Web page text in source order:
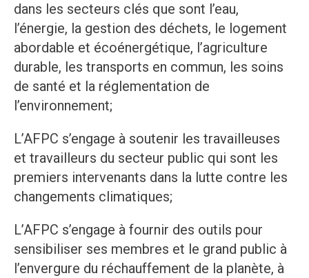
dans les secteurs clés que sont l’eau,
l’énergie, la gestion des déchets, le logement
abordable et écoénergétique, l’agriculture
durable, les transports en commun, les soins
de santé et la réglementation de
l’environnement;
L’AFPC s’engage à soutenir les travailleuses
et travailleurs du secteur public qui sont les
premiers intervenants dans la lutte contre les
changements climatiques;
L’AFPC s’engage à fournir des outils pour
sensibiliser ses membres et le grand public à
l’envergure du réchauffement de la planète, à